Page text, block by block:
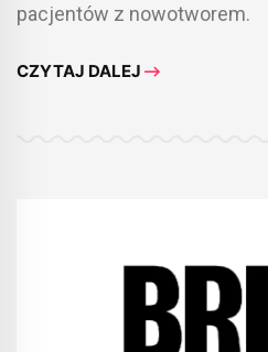
pacjentów z nowotworem.
CZYTAJ DALEJ